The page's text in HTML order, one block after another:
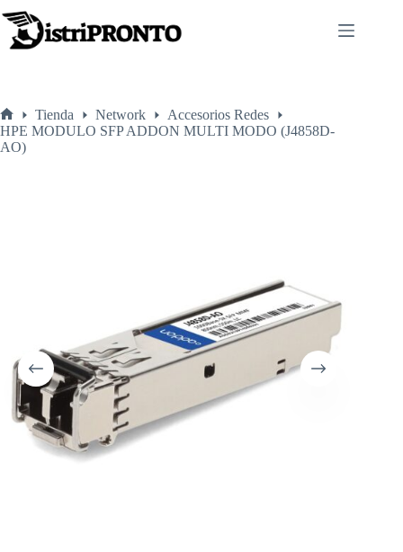
al
contenido
Inicio
Tienda Network
Accesorios Redes
HPE MODULO SFP ADDON MULTI MODO (J4858D-
AO)